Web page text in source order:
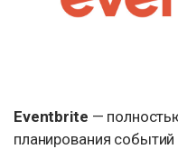
Eventbrite —
планирования